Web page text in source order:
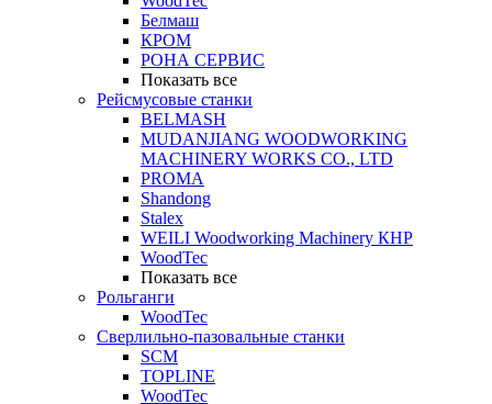
Белмаш
КРОМ
РОНА СЕРВИС
Показать все
Рейсмусовые станки
BELMASH
MUDANJIANG WOODWORKING
MACHINERY WORKS CO., LTD
PROMA
Shandong
Stalex
WEILI Woodworking Machinery КНР
WoodTec
Показать все
Рольганги
WoodTec
Сверлильно-пазовальные станки
SCM
TOPLINE
WoodTec